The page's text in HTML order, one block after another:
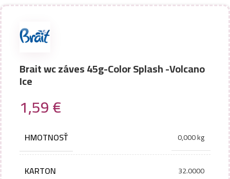
Brait wc záves 45g-Color Splash -Volcano
Ice
1,59€
HMOTNOSŤ 0,000 kg
KARTON 32.0000